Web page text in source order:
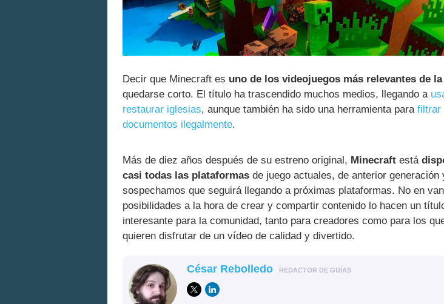
Decir que Minecraft es uno de los videojuegos más relevantes de
quedarse corto. El título ha trascendido muchos medios, llegando a
restaurar iglesias, aunque también ha sido una herramienta para filtrar
documentos ilegalmente.
Más de diez años después de su estreno original, Minecraft está
casi todas las plataformas de juego actuales, de anterior generación
sospechamos que seguirá llegando a próximas plataformas. No en
posibilidades a la hora de crear y compartir contenido lo hacen un
interesante para la comunidad, tanto para creadores como para los
quieren disfrutar de un vídeo de calidad y divertido.
César Rebolledo REDACTOR DE GUÍAS